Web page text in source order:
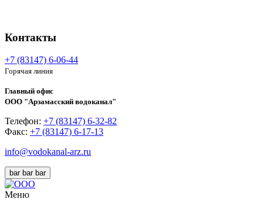
Контакты
+7 (83147) 6-06-44
Горячая линия
Главный офис
ООО "Арзамасский водоканал"
Телефон: +7 (83147) 6-32-82
Факс: +7 (83147) 6-17-13
info@vodokanal-arz.ru
bar bar bar
Меню